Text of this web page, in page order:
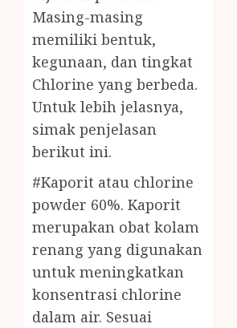
Masing-masing
memiliki bentuk,
kegunaan, dan tingkat
Chlorine yang berbeda.
Untuk lebih jelasnya,
simak penjelasan
berikut ini.
#Kaporit atau chlorine
powder 60%. Kaporit
merupakan obat kolam
renang yang digunakan
untuk meningkatkan
konsentrasi chlorine
dalam air. Sesuai